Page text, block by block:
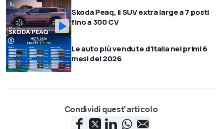
Skoda Peaq, il SUV extra large a 7 posti
fino a 300 CV
Le auto più vendute d'Italia nei primi 6
mesi del 2026
Condividi quest'articolo